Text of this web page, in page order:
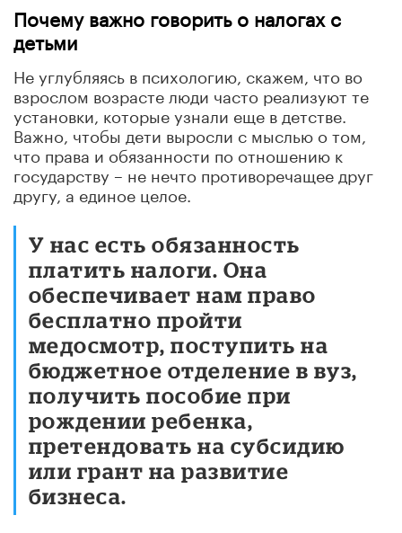
Почему важно говорить о налогах с
детьми
Не углубляясь в психологию, скажем, что во
взрослом возрасте люди часто реализуют те
установки, которые узнали еще в детстве.
Важно, чтобы дети выросли с мыслью о том,
что права и обязанности по отношению к
государству – не нечто противоречащее друг
другу, а единое целое.
У нас есть обязанность
платить налоги. Она
обеспечивает нам право
бесплатно пройти
медосмотр, поступить на
бюджетное отделение в вуз,
получить пособие при
рождении ребенка,
претендовать на субсидию
или грант на развитие
бизнеса.